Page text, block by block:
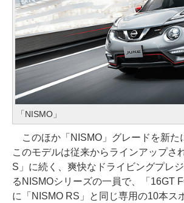
「NISMO」
このほか「NISMO」グレードを新た
このモデルは従来からラインアップさ
S」に続く、爽快なドライビングプレ
るNISMOシリーズの一員で、「16GT
に「NISMO RS」と同じ専用の10本ス